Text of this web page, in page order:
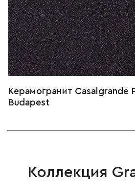
Керамогранит Casalgrande
Budapest
Коллекция